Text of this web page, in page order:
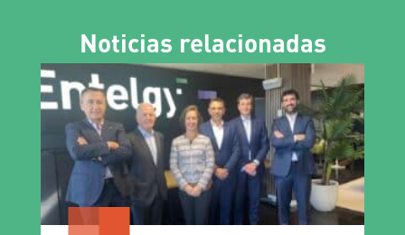
Noticias relacionadas